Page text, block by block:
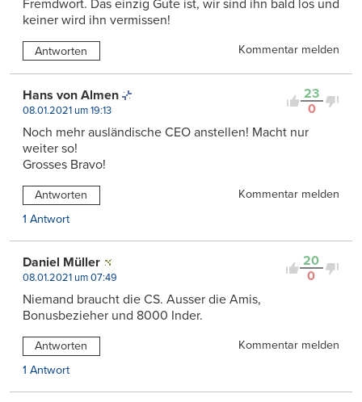
Fremdwort. Das einzig Gute ist, wir sind ihn bald los und
keiner wird ihn vermissen!
Antworten Kommentar melden
23
0
Hans von Almen
08.01.2021 um 19:13
Noch mehr ausländische CEO anstellen! Macht nur
weiter so!
Grosses Bravo!
Antworten
Kommentar melden
1 Antwort
20
0
Daniel Müller
08.01.2021 um 07:49
Niemand braucht die CS. Ausser die Amis,
Bonusbezieher und 8000 Inder.
Antworten
Kommentar melden
1 Antwort